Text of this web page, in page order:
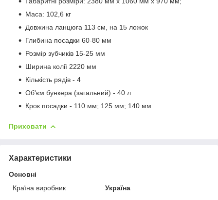
Маса: 102,6 кг
Довжина ланцюга 113 см, на 15 ложок
Глибина посадки 60-80 мм
Розмір зубчиків 15-25 мм
Ширина колії 2220 мм
Кількість рядів - 4
Об'єм бункера (загальний) - 40 л
Крок посадки - 110 мм; 125 мм; 140 мм
Приховати
Характеристики
Основні
Країна виробник
Україна